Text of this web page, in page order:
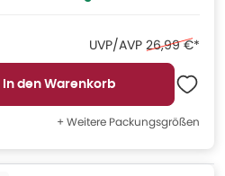
UVP/AVP Ehemaliger
26,99 €*
In den Warenkorb
+ Weitere Packungsgrößen